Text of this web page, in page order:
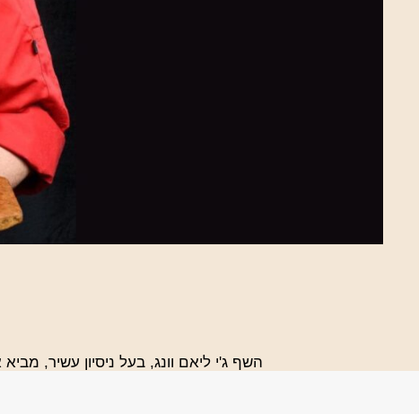
השף ג'י ליאם וונג, בעל ניסיון עשיר,